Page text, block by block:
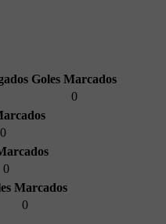
Goles Marcados
0
0
0
Marcados
0